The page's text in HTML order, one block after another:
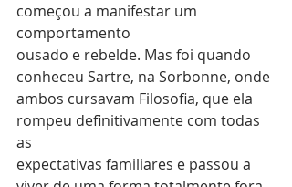
começou a manifestar um
comportamento
ousado e rebelde. Mas foi quando
conheceu Sartre, na Sorbonne, onde
ambos cursavam Filosofia, que ela
rompeu definitivamente com todas
as
expectativas familiares e passou a